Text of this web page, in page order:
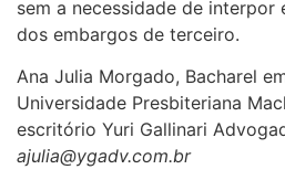
sem a necessidade de interpor
dos embargos de terceiro.
Ana Julia Morgado, Bacharel
Universidade Presbiteriana
escritório Yuri Gallinari
ajulia@ygadv.com.br